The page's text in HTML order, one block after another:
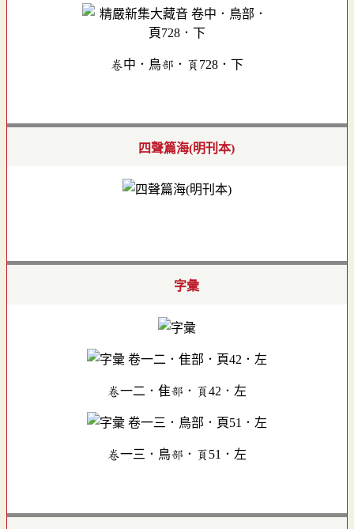
卷中．鳥部．頁728．下
四聲篇海(明刊本)
字彙
卷一二．隹部．頁42．左
卷一三．鳥部．頁51．左